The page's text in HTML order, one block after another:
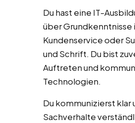
Du hast eine IT-
über Grundkenntnisse
Kundenservice oder
und Schrift. Du bist
Auftreten und
Technologien.
Du kommunizierst klar
Sachverhalte